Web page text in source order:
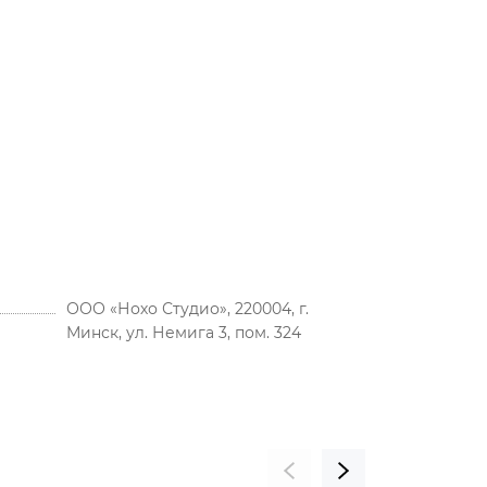
ООО «Нохо Студио», 220004, г.
Минск, ул. Немига 3, пом. 324